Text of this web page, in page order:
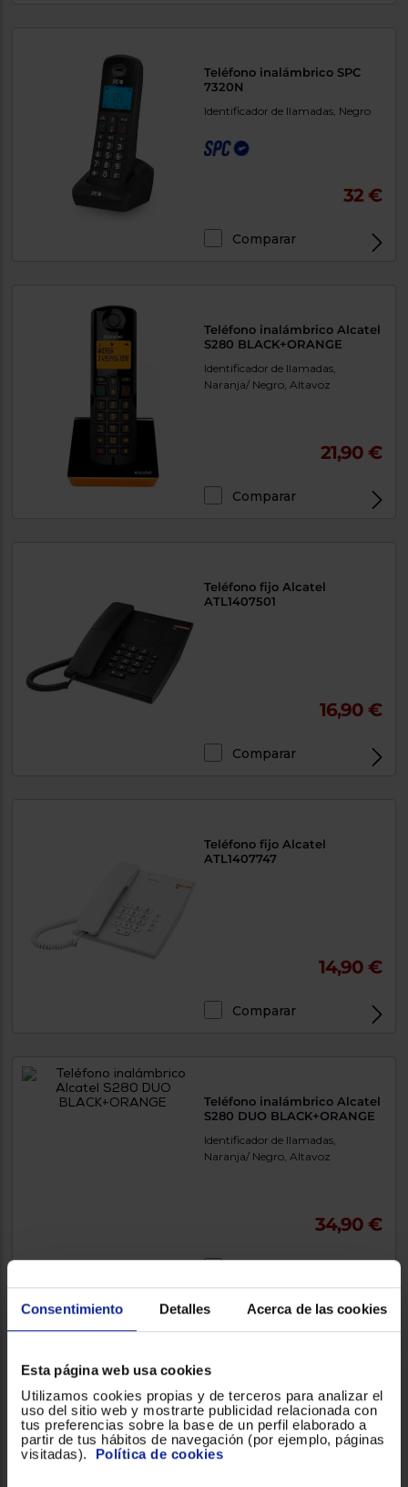
Consentimiento Detalles Acerca de las cookies
Esta página web usa cookies
Utilizamos cookies propias y de terceros para analizar el
uso del sitio web y mostrarte publicidad relacionada con
tus preferencias sobre la base de un perfil elaborado a
partir de tus hábitos de navegación (por ejemplo, páginas
visitadas). Política de cookies
Teléfono inalámbrico SPC
7320N
Identificador de llamadas, Negro
32 €
Comparar
Teléfono inalámbrico Alcatel
S280 BLACK+ORANGE
Identificador de llamadas,
Naranja/ Negro, Altavoz
21,90 €
Comparar
Teléfono fijo Alcatel
ATL1407501
16,90 €
Comparar
Teléfono fijo Alcatel
ATL1407747
14,90 €
Comparar
Teléfono inalámbrico Alcatel
S280 DUO BLACK+ORANGE
Identificador de llamadas,
Naranja/ Negro, Altavoz
34,90 €
Exclusivo Web
T56 NEGRO
Negro